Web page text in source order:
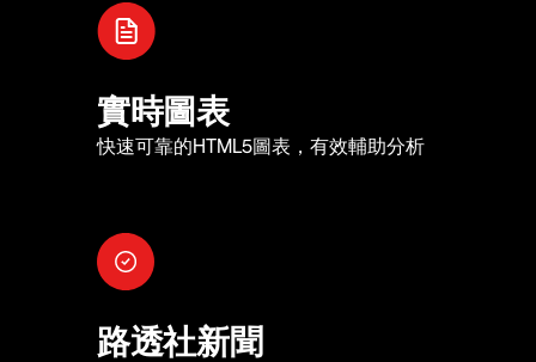
實時圖表
快速可靠的HTML5圖表，有效輔助分析
路透社新聞